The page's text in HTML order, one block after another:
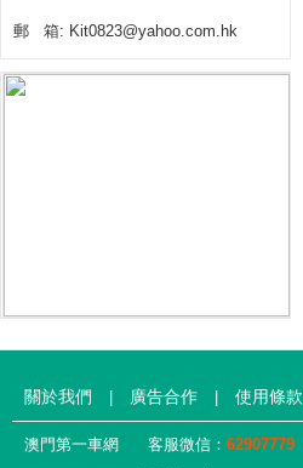
郵 箱: Kit0823@yahoo.com.hk
關於我們 廣告合作 使用條款
澳門第一車網 客服微信： 62907779